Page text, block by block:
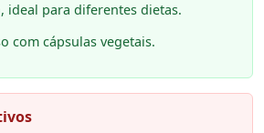
ideal para diferentes dietas.
com cápsulas vegetais.